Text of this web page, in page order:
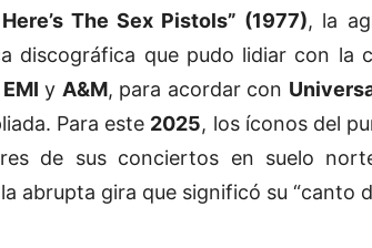
The Sex Pistols” (1977), la
discográfica que pudo lidiar con la
EMI y A&M, para acordar con
Para este 2025, los íconos del
de sus conciertos en suelo
abrupta gira que significó su “canto